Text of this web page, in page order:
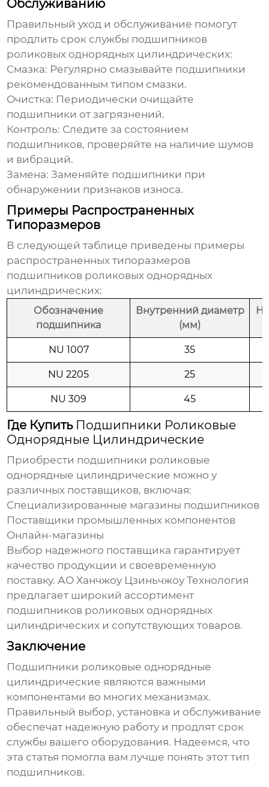
Обслуживанию
Правильный уход и обслуживание помогут
продлить срок службы подшипников
роликовых однорядных цилиндрических:
Смазка: Регулярно смазывайте подшипники
рекомендованным типом смазки.
Очистка: Периодически очищайте
подшипники от загрязнений.
Контроль: Следите за состоянием
подшипников, проверяйте на наличие шумов
и вибраций.
Замена: Заменяйте подшипники при
обнаружении признаков износа.
Примеры Распространенных
Типоразмеров
В следующей таблице приведены примеры
распространенных типоразмеров
подшипников роликовых однорядных
цилиндрических:
Обозначение
подшипника
Внутренний диаметр
(мм)
NU 1007 35
NU 2205 25
NU 309 45
Где Купить Подшипники Роликовые
Однорядные Цилиндрические
Приобрести подшипники роликовые
однорядные цилиндрические можно у
различных поставщиков, включая:
Специализированные магазины подшипников
Поставщики промышленных компонентов
Онлайн-магазины
Выбор надежного поставщика гарантирует
качество продукции и своевременную
поставку.АО Ханчжоу Цзиньчжоу Технология
предлагает широкий ассортимент
подшипников роликовых однорядных
цилиндрических и сопутствующих товаров.
Заключение
Подшипники роликовые однорядные
цилиндрические являются важными
компонентами во многих механизмах.
Правильный выбор, установка и обслуживание
обеспечат надежную работу и продлят срок
службы вашего оборудования. Надеемся, что
эта статья помогла вам лучше понять этот тип
подшипников.